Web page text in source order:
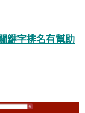
鍵字排名有幫助